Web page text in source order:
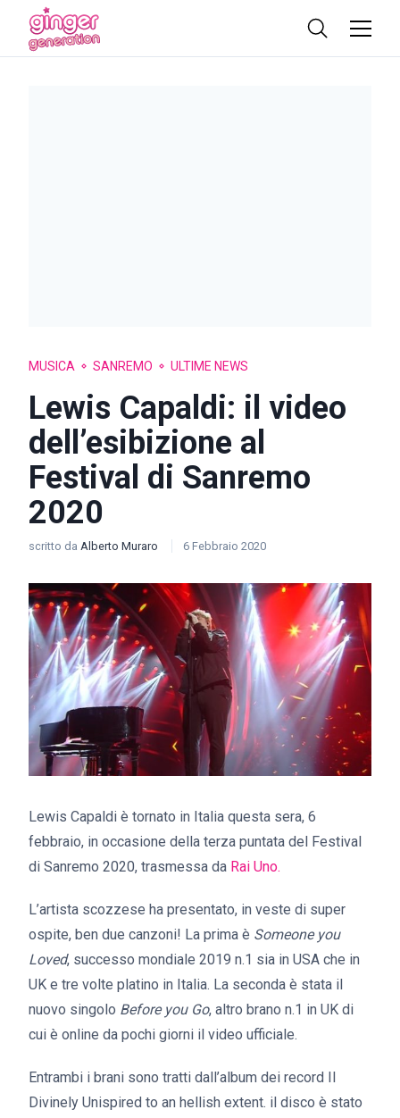
MUSICA SANREMO ULTIME NEWS
Lewis Capaldi: il video
dell’esibizione al
Festival di Sanremo
2020
scritto da Alberto Muraro 6 Febbraio 2020
Lewis Capaldi è tornato in Italia questa sera, 6
febbraio, in occasione della terza puntata del Festival
di Sanremo 2020, trasmessa da Rai Uno.
L’artista scozzese ha presentato, in veste di super
ospite, ben due canzoni! La prima è Someone you
Loved, successo mondiale 2019 n.1 sia in USA che in
UK e tre volte platino in Italia. La seconda è stata il
nuovo singolo Before you Go, altro brano n.1 in UK di
cui è online da pochi giorni il video ufficiale.
Entrambi i brani sono tratti dall’album dei record Il
Divinely Unispired to an hellish extent. il disco è stato